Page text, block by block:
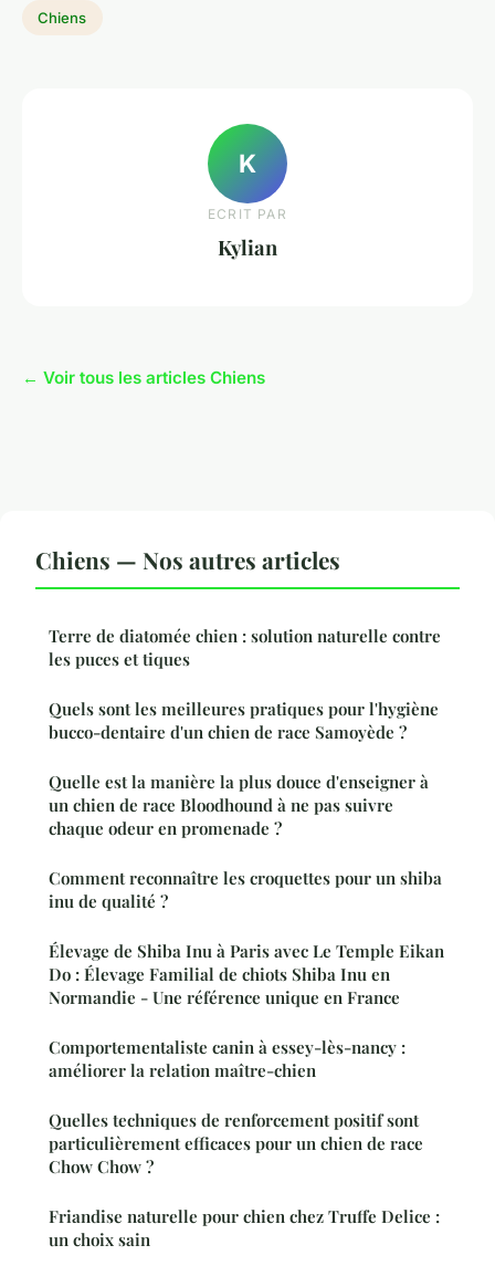
Chiens
K
ECRIT PAR
Kylian
← Voir tous les articles Chiens
Chiens — Nos autres articles
Terre de diatomée chien : solution naturelle contre
les puces et tiques
Quels sont les meilleures pratiques pour l'hygiène
bucco-dentaire d'un chien de race Samoyède ?
Quelle est la manière la plus douce d'enseigner à
un chien de race Bloodhound à ne pas suivre
chaque odeur en promenade ?
Comment reconnaître les croquettes pour un shiba
inu de qualité ?
Élevage de Shiba Inu à Paris avec Le Temple Eikan
Do : Élevage Familial de chiots Shiba Inu en
Normandie - Une référence unique en France
Comportementaliste canin à essey-lès-nancy :
améliorer la relation maître-chien
Quelles techniques de renforcement positif sont
particulièrement efficaces pour un chien de race
Chow Chow ?
Friandise naturelle pour chien chez Truffe Delice :
un choix sain